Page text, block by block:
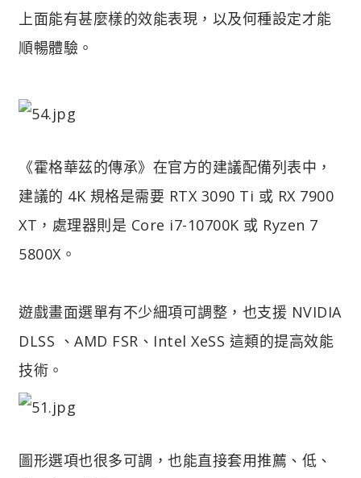
上面能有甚麼樣的效能表現，以及何種設定才能
順暢體驗。
《霍格華茲的傳承》在官方的建議配備列表中，
建議的 4K 規格是需要 RTX 3090 Ti 或 RX 7900
XT，處理器則是 Core i7-10700K 或 Ryzen 7
5800X。
遊戲畫面選單有不少細項可調整，也支援 NVIDIA
DLSS 、AMD FSR、Intel XeSS 這類的提高效能
技術。
圖形選項也很多可調，也能直接套用推薦、低、